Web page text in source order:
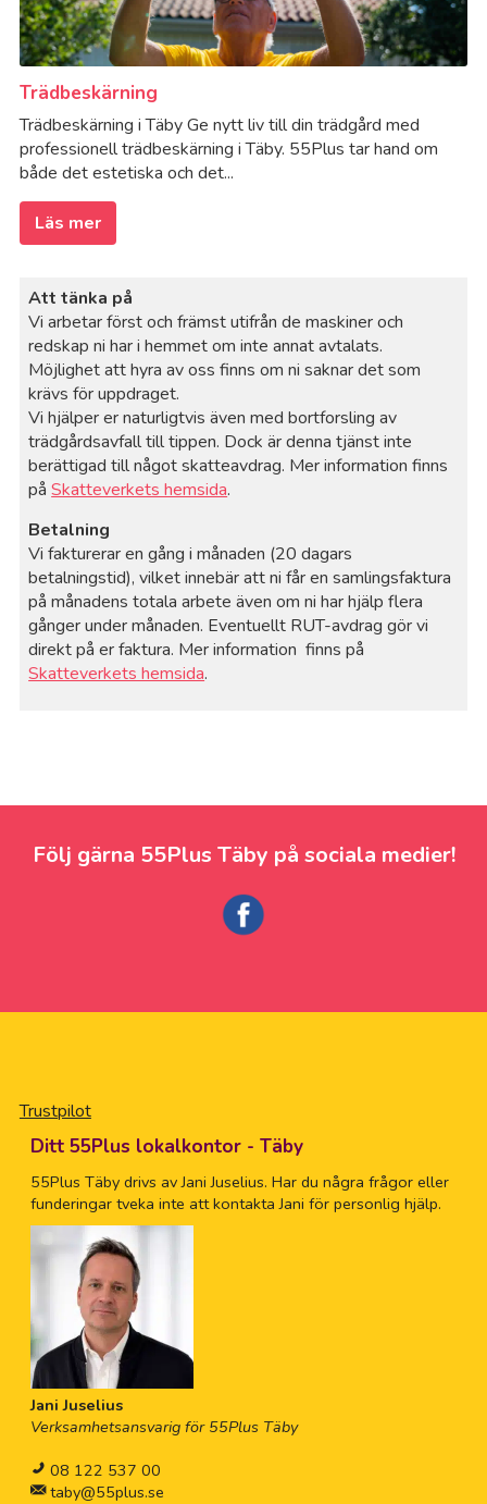
Trädbeskärning
Trädbeskärning i Täby Ge nytt liv till din trädgård med
professionell trädbeskärning i Täby. 55Plus tar hand om
både det estetiska och det...
Läs mer
Att tänka på
Vi arbetar först och främst utifrån de maskiner och
redskap ni har i hemmet om inte annat avtalats.
Möjlighet att hyra av oss finns om ni saknar det som
krävs för uppdraget.
Vi hjälper er naturligtvis även med bortforsling av
trädgårdsavfall till tippen. Dock är denna tjänst inte
berättigad till något skatteavdrag. Mer information finns
påSkatteverkets hemsida.
Betalning
Vi fakturerar en gång i månaden (20 dagars
betalningstid), vilket innebär att ni får en samlingsfaktura
på månadens totala arbete även om ni har hjälp flera
gånger under månaden. Eventuellt RUT-avdrag gör vi
direkt på er faktura. Mer information finns på
Skatteverkets hemsida.
Följ gärna 55Plus Täby på sociala medier!
Trustpilot
Ditt 55Plus lokalkontor - Täby
55Plus Täby drivs av Jani Juselius. Har du några frågor eller
funderingar tveka inte att kontakta Jani för personlig hjälp.
Jani Juselius
Verksamhetsansvarig för 55Plus Täby
08 122 537 00
taby@55plus.se